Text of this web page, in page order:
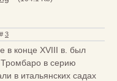
3
в конце XVIII в. был
в серию
в итальянских садах